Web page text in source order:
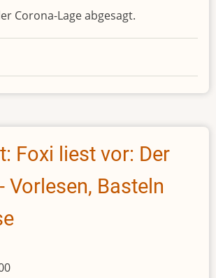
Corona-Lage abgesagt.
Foxi liest vor: Der
Vorlesen, Basteln